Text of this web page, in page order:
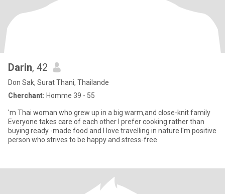
Darin, 42
Don Sak, Surat Thani, Thailande
Cherchant: Homme 39 - 55
'm Thai woman who grew up in a big warm,and close-knit family
Everyone takes care of each other I prefer cooking rather than
buying ready -made food and I love travelling in nature I'm positive
person who strives to be happy and stress-free